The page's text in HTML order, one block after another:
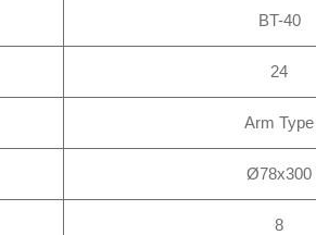
BT-40
24
Arm Type
Ø78х300
8